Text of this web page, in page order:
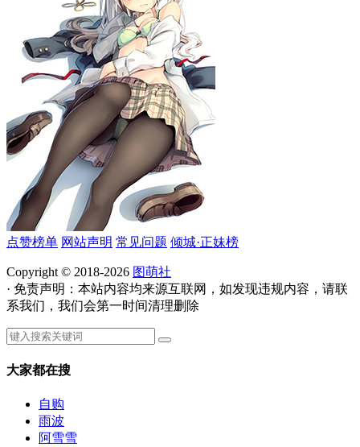
点赞榜单 网站声明 常见问题 倾城·正妹榜
Copyright © 2018-2026 图萌社
· 免责声明：本站内容均来源互联网，如发现违规内容，请联
系我们，我们会第一时间清理删除
大家都在搜
自购
雨波
阿雪雪